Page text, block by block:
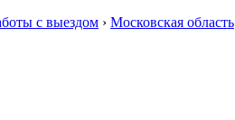
с выездом › Московская область